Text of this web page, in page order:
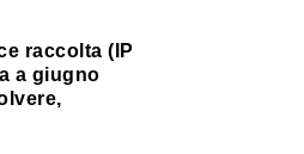
raccolta (IP
a giugno